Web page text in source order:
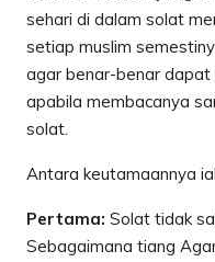
sehari di dalam solat
setiap muslim
agar benar-benar dapat
apabila membacanya
solat.
Antara keutamaannya
Pertama: Solat tidak
Sebagaimana tiang